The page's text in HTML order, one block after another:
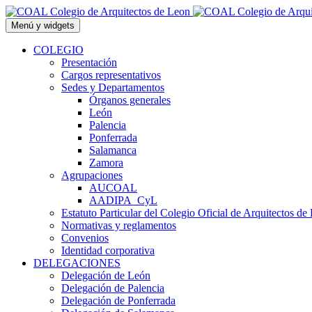
Saltar
al
contenido
Menú y widgets
COLEGIO
Presentación
Cargos representativos
Sedes y Departamentos
Órganos generales
León
Palencia
Ponferrada
Salamanca
Zamora
Agrupaciones
AUCOAL
AADIPA_CyL
Estatuto Particular del Colegio Oficial de Arquitectos de
Normativas y reglamentos
Convenios
Identidad corporativa
DELEGACIONES
Delegación de León
Delegación de Palencia
Delegación de Ponferrada